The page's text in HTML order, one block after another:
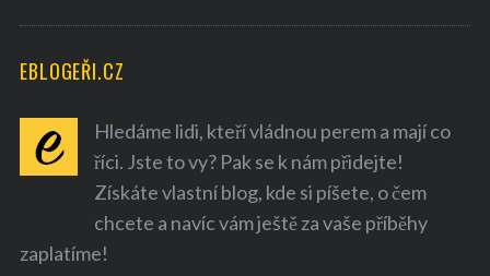
EBLOGEŘI.CZ
Hledáme lidi, kteří vládnou perem a mají co
říci. Jste to vy? Pak se k nám přidejte!
Získáte vlastní blog, kde si píšete, o čem
chcete a navíc vám ještě za vaše příběhy
zaplatíme!